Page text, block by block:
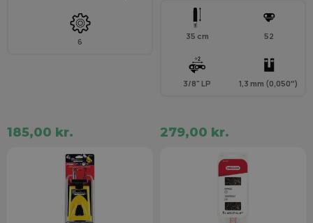
6
185,00 kr.
35 cm 52
3/8" LP 1,3 mm (0,050″)
279,00 kr.